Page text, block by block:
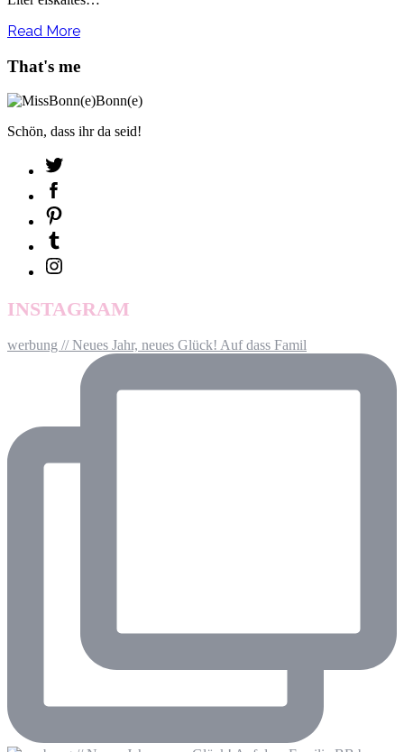
Read More
That's me
Schön, dass ihr da seid!
INSTAGRAM
werbung // Neues Jahr, neues Glück! Auf dass Famil